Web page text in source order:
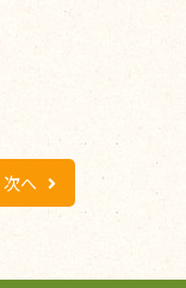
次へ